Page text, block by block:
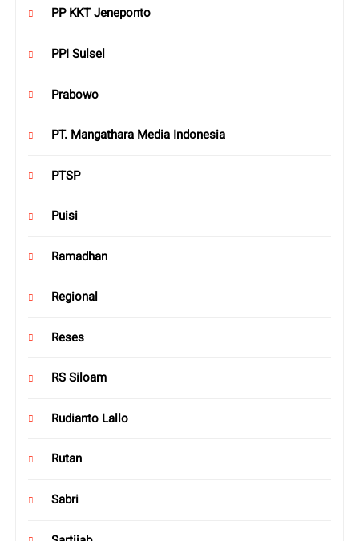
PP KKT Jeneponto
PPI Sulsel
Prabowo
PT. Mangathara Media Indonesia
PTSP
Puisi
Ramadhan
Regional
Reses
RS Siloam
Rudianto Lallo
Rutan
Sabri